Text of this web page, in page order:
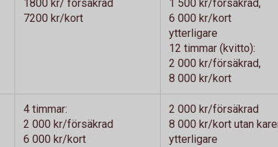
1800 kr/ försäkrad
7200 kr/kort
1 500 kr/försäkrad,
6 000 kr/kort
ytterligare
12 timmar (kvitto):
2 000 kr/försäkrad,
8 000 kr/kort
4 timmar:
2 000 kr/försäkrad
6 000 kr/kort
2 000 kr/försäkrad
8 000 kr/kort utan
ytterligare